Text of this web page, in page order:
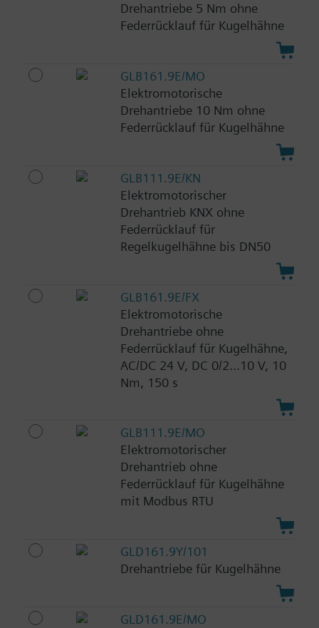
Drehantriebe 5 Nm ohne
Federrücklauf für Kugelhähne
GLB161.9E/MO
Elektromotorische
Drehantriebe 10 Nm ohne
Federrücklauf für Kugelhähne
GLB111.9E/KN
Elektromotorischer
Drehantrieb KNX ohne
Federrücklauf für
Regelkugelhähne bis DN50
GLB161.9E/FX
Elektromotorische
Drehantriebe ohne
Federrücklauf für Kugelhähne,
AC/DC 24 V, DC 0/2...10 V, 10
Nm, 150 s
GLB111.9E/MO
Elektromotorischer
Drehantrieb ohne
Federrücklauf für Kugelhähne
mit Modbus RTU
GLD161.9Y/101
Drehantriebe für Kugelhähne
GLD161.9E/MO